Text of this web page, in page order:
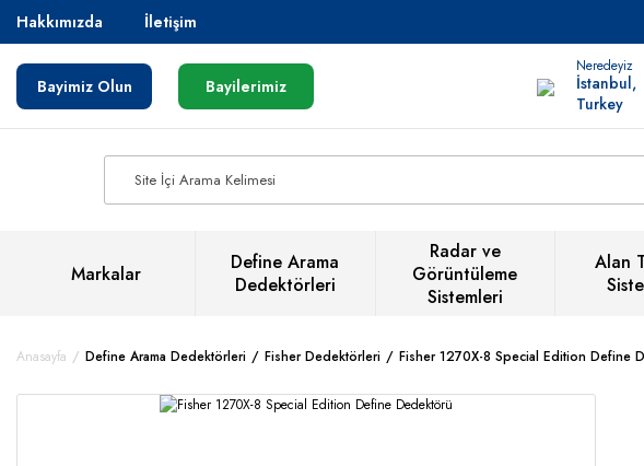
Hakkımızda İletişim
Bayimiz Olun Bayilerimiz
Neredeyiz
İstanbul,
Turkey
Markalar
Define Arama
Dedektörleri
Radar ve
Görüntüleme
Sistemleri
Alan
Anasayfa Define Arama Dedektörleri Fisher Dedektörleri Fisher 1270X-8 Special Edition Define